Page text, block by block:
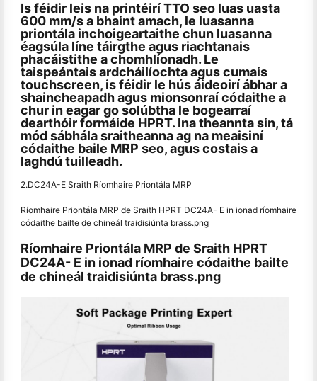
Is féidir leis na printéirí TTO seo luas uasta
600 mm/s a bhaint amach, le luasanna
priontála inchoigeartaithe chun luasanna
éagsúla líne táirgthe agus riachtanais
phacáistithe a chomhlíonadh. Le
taispeántais ardcháilíochta agus cumais
touchscreen, is féidir le hús áideoirí ábhar a
shaincheapadh agus mionsonraí códaithe a
chur in eagar go solúbtha le bogearraí
dearthóir formáide HPRT. Ina theannta sin, tá
mód sábhála sraitheanna ag na meaisiní
códaithe baile MRP seo, agus costais a
laghdú tuilleadh.
2.DC24A-E Sraith Ríomhaire Priontála MRP
Ríomhaire Priontála MRP de Sraith HPRT DC24A- E in ionad ríomhaire
códaithe bailte de chineál traidisiúnta brass.png
Ríomhaire Priontála MRP de Sraith HPRT
DC24A- E in ionad ríomhaire códaithe bailte
de chineál traidisiúnta brass.png